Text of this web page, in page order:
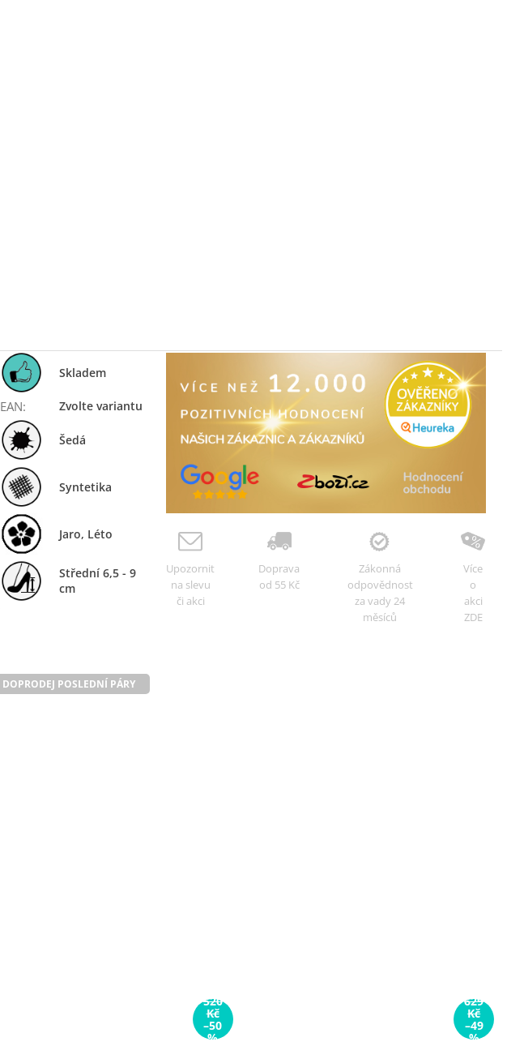
Skladem
EAN: Zvolte variantu
Šedá
Syntetika
Jaro, Léto
Střední 6,5 - 9
cm
Upozornit
na slevu
či akci
Doprava
od 55 Kč
Zákonná
odpovědnost
za vady 24
měsíců
Více
o
akci
ZDE
DOPRODEJ POSLEDNÍ PÁRY
520
Kč
–50
%
629
Kč
–49
%